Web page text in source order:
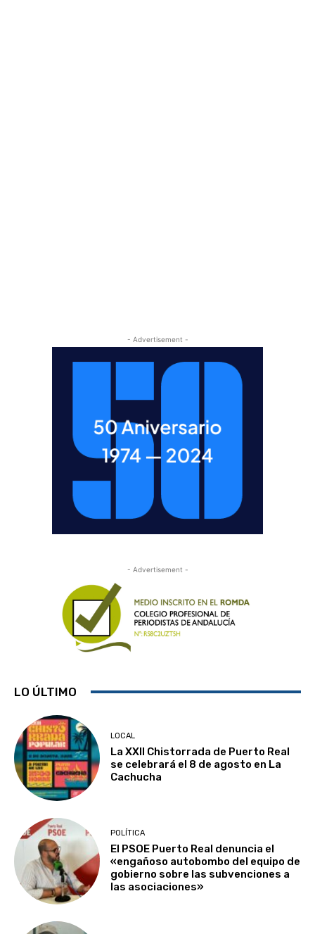
- Advertisement -
- Advertisement -
LO ÚLTIMO
LOCAL
La XXII Chistorrada de Puerto Real
se celebrará el 8 de agosto en La
Cachucha
POLÍTICA
El PSOE Puerto Real denuncia el
«engañoso autobombo del equipo de
gobierno sobre las subvenciones a
las asociaciones»